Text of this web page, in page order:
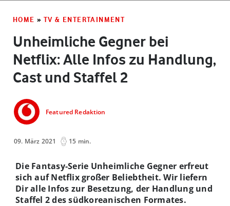
HOME » TV & ENTERTAINMENT
Unheimliche Gegner bei
Netflix: Alle Infos zu Handlung,
Cast und Staffel 2
Featured Redaktion
09. März 2021 15 min.
Die Fantasy-Serie Unheimliche Gegner erfreut
sich auf Netflix großer Beliebtheit. Wir liefern
Dir alle Infos zur Besetzung, der Handlung und
Staffel 2 des südkoreanischen Formates.